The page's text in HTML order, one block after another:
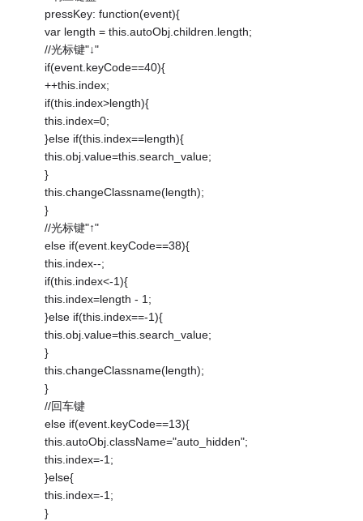
pressKey: function(event){
var length = this.autoObj.children.length;
//光标键"↓"
if(event.keyCode==40){
++this.index;
if(this.index>length){
this.index=0;
}else if(this.index==length){
this.obj.value=this.search_value;
}
this.changeClassname(length);
}
//光标键"↑"
else if(event.keyCode==38){
this.index--;
if(this.index<-1){
this.index=length - 1;
}else if(this.index==-1){
this.obj.value=this.search_value;
}
this.changeClassname(length);
}
//回车键
else if(event.keyCode==13){
this.autoObj.className="auto_hidden";
this.index=-1;
}else{
this.index=-1;
}